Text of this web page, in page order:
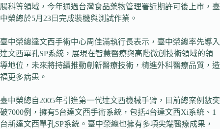
腸科等領域，今年通過台灣食品藥物管理署近期許可後上市，臺
中榮總於5月23日完成裝機與測試作業。
臺中榮總達文西手術中心周佳滿執行長表示，臺中榮總率先導入
達文西單孔SP系統，展現在智慧醫療與高階微創技術領域的領
導地位，未來將持續推動創新醫療技術，精進外科醫療品質，造
福更多病患。
臺中榮總自2005年引進第一代達文西機械手臂，目前總案例數突
破7000例，擁有5台達文西手術系統，包括4台達文西Xi系統、1
台新達文西單孔SP系統。臺中榮總也擁有多項尖端醫療成果，